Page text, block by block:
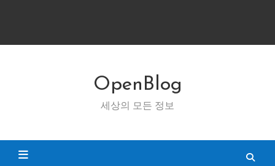
OpenBlog
세상의 모든 정보